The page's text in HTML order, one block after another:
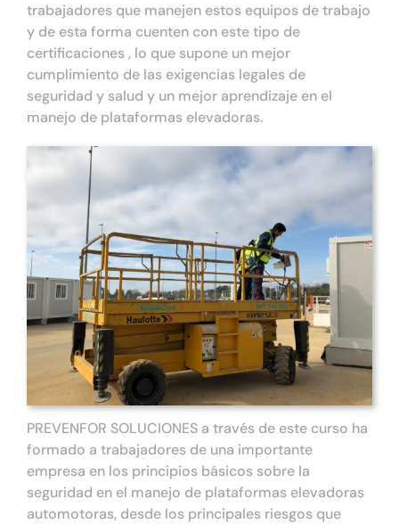
trabajadores que manejen estos equipos de trabajo
y de esta forma cuenten con este tipo de
certificaciones , lo que supone un mejor
cumplimiento de las exigencias legales de
seguridad y salud y un mejor aprendizaje en el
manejo de plataformas elevadoras.
PREVENFOR SOLUCIONES a través de este curso ha
formado a trabajadores de una importante
empresa en los principios básicos sobre la
seguridad en el manejo de plataformas elevadoras
automotoras, desde los principales riesgos que